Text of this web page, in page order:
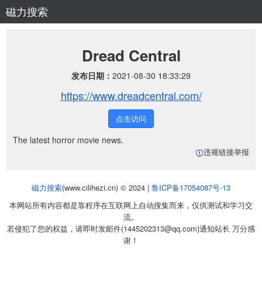
磁力搜索
Dread Central
发布日期： 2021-08-30 18:33:29
https://www.dreadcentral.com/
点击访问
The latest horror movie news.
违规链接举报
磁力搜索(www.cilihezi.cn) © 2024 | 鲁ICP备17054087号-13
本网站所有内容都是靠程序在互联网上自动搜集而来，仅供测试和学习交
流。
若侵犯了您的权益，请即时发邮件(1445202313@qq.com)通知站长 万分感
谢！